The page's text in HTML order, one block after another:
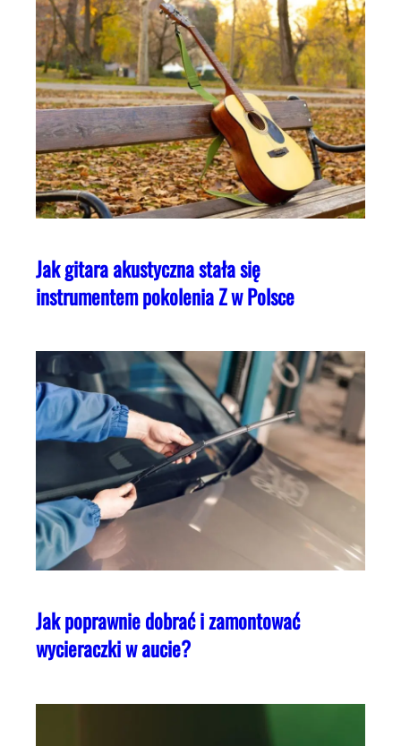
Jak gitara akustyczna stała się
instrumentem pokolenia Z w Polsce
Jak poprawnie dobrać i zamontować
wycieraczki w aucie?